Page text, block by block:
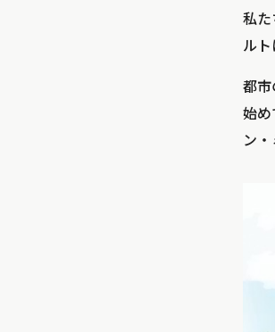
私た
ル
都市
始め
ン